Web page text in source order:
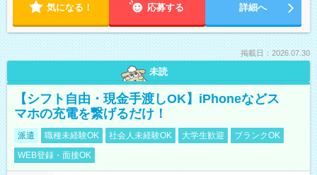
気になる！ 応募する 詳細へ
掲載日：2026.07.30
未読
【シフト自由・現金手渡しOK】iPhoneなどス
マホの充電を繋げるだけ！
派遣 職種未経験OK 社会人未経験OK 大学生歓迎
ブランクOK
WEB登録・面接OK